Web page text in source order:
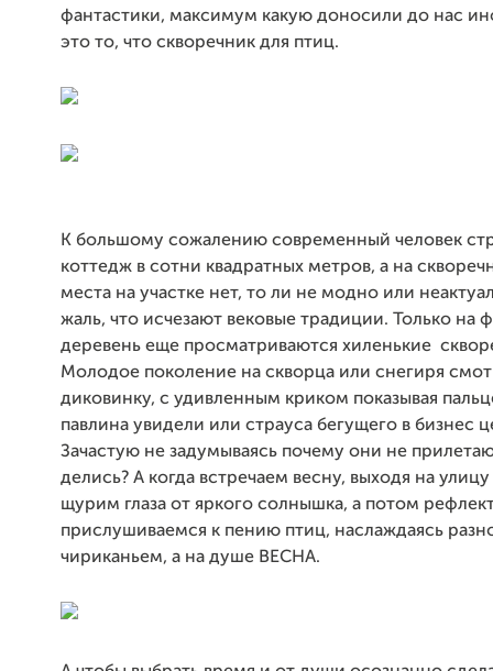
фантастики, максимум какую доносили до нас
это то, что скворечник для птиц.
К большому сожалению современный человек
коттедж в сотни квадратных метров, а на
места на участке нет, то ли не модно или
жаль, что исчезают вековые традиции. Только на
деревень еще просматриваются хиленькие
Молодое поколение на скворца или снегиря
диковинку, с удивленным криком показывая
павлина увидели или страуса бегущего в бизнес
Зачастую не задумываясь почему они не
делись? А когда встречаем весну, выходя на
щурим глаза от яркого солнышка, а потом
прислушиваемся к пению птиц, наслаждаясь
чириканьем, а на душе ВЕСНА.